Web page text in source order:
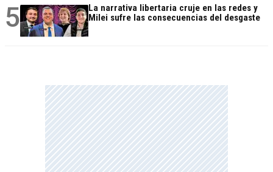
5
La narrativa libertaria cruje en las redes y
Milei sufre las consecuencias del desgaste